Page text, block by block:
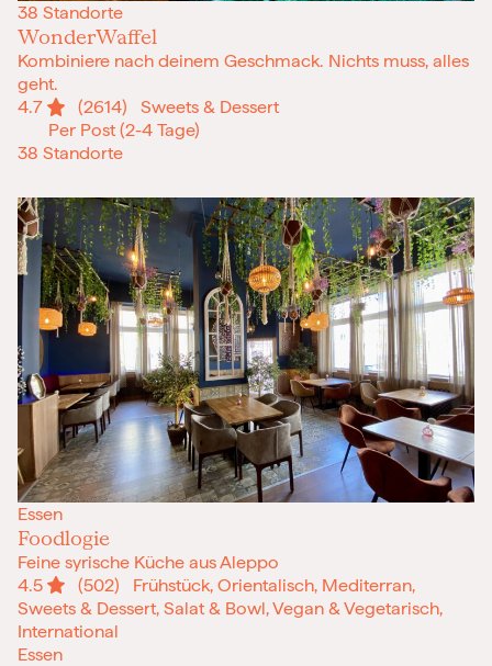
38 Standorte
WonderWaffel
Kombiniere nach deinem Geschmack. Nichts muss, alles
geht.
4.7
(2614) Sweets & Dessert
Per Post (2-4 Tage)
38 Standorte
Essen
Foodlogie
Feine syrische Küche aus Aleppo
4.5
(502) Frühstück, Orientalisch, Mediterran,
Sweets & Dessert, Salat & Bowl, Vegan & Vegetarisch,
International
Essen